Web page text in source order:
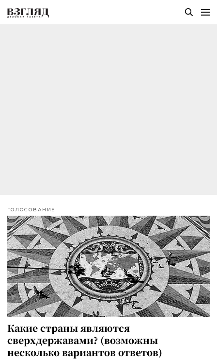
ГОЛОСОВАНИЕ
Какие страны являются
сверхдержавами? (возможны
несколько вариантов ответов)